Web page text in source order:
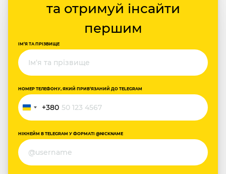
та отримуй інсайти
першим
ІМ‘Я ТА ПРІЗВИЩЕ
НОМЕР ТЕЛЕФОНУ, ЯКИЙ ПРИВ‘ЯЗАНИЙ ДО TELEGRAM
Україна
+380
+380
НІКНЕЙМ В TELEGRAM У ФОРМАТІ @NICKNAME